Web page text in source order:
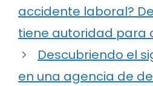
accidente laboral?
tiene autoridad para
Descubriendo el
en una agencia de